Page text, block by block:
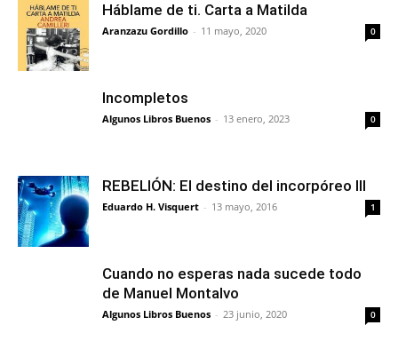
Háblame de ti. Carta a Matilda
Aranzazu Gordillo - 11 mayo, 2020 0
Incompletos
Algunos Libros Buenos - 13 enero, 2023 0
REBELIÓN: El destino del incorpóreo III
Eduardo H. Visquert - 13 mayo, 2016 1
Cuando no esperas nada sucede todo
de Manuel Montalvo
Algunos Libros Buenos - 23 junio, 2020 0